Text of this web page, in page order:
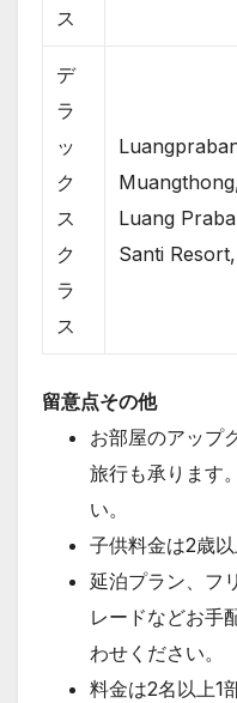
ス
デ
ラ
ッ
ク
ス
ク
ラ
ス
Luang
Santi
留意点その他
お部屋のアップ
旅行も承ります
い。
子供料金は2歳以
延泊プラン、フ
レードなどお手
わせください。
料金は2名以上1